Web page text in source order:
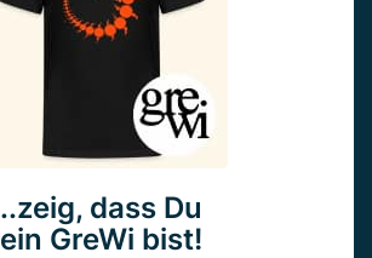
..zeig, dass Du
ein GreWi bist!